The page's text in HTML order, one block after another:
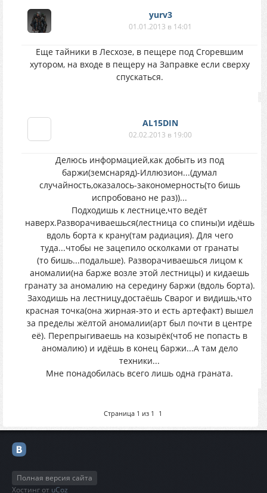
yurv3
01.01.2013 в 14:01
Еще тайники в Лесхозе, в пещере под Сгоревшим
хутором, на входе в пещеру на Заправке если сверху
спускаться.
AL15DIN
02.02.2013 в 19:00
Делюсь информацией,как добыть из под
баржи(земснаряд)-Иллюзион...(думал
случайность,оказалось-закономерность(то бишь
испробовано не раз))...
Подходишь к лестнице,что ведёт
наверх.Разворачиваешься(лестница со спины)и идёшь
вдоль борта к крану(там радиация). Для чего
туда...чтобы не зацепило осколками от гранаты
(то бишь...подальше). Разворачиваешься лицом к
аномалии(на барже возле этой лестницы) и кидаешь
гранату за аномалию на середину баржи (вдоль борта).
Заходишь на лестницу,достаёшь Сварог и видишь,что
красная точка(она жирная-это и есть артефакт) вышел
за пределы жёлтой аномалии(арт был почти в центре
её). Перепрыгиваешь на козырёк(чтоб не попасть в
аномалию) и идёшь в конец баржи...А там дело
техники...
Мне понадобилась всего лишь одна граната.
Страница 1 из 1 1
Полная версия сайта
Хостинг от uCoz